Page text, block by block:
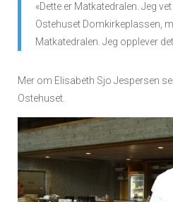
«Dette er Matkatedralen. Jeg
Ostehuset Domkirkeplassen,
Matkatedralen. Jeg opplever
Mer om Elisabeth Sjo Jespersen
Ostehuset.